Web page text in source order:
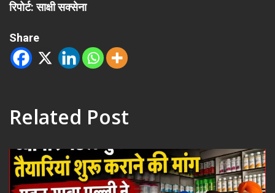
रिपोर्ट: साक्षी सक्सेना
Share
Related Post